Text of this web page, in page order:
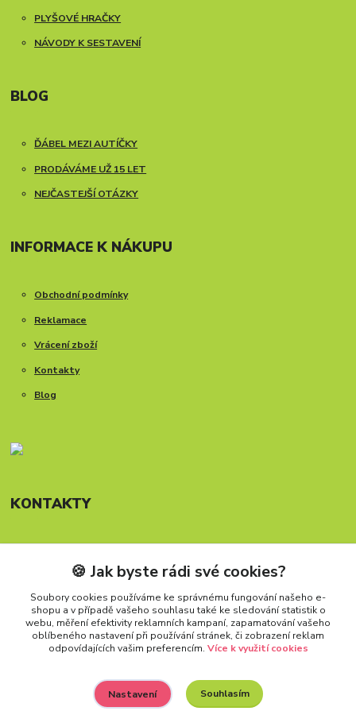
PLYŠOVÉ HRAČKY
NÁVODY K SESTAVENÍ
BLOG
ĎÁBEL MEZI AUTÍČKY
PRODÁVÁME UŽ 15 LET
NEJČASTEJŠÍ OTÁZKY
INFORMACE K NÁKUPU
Obchodní podmínky
Reklamace
Vrácení zboží
Kontakty
Blog
KONTAKTY
Telefon: +420 777 288 882
Provozní doba Po-Pá, 8-15:30 hod.
info@carforkids.cz
🍪 Jak byste rádi své cookies?
Soubory cookies používáme ke správnému fungování našeho e-
shopu a v případě vašeho souhlasu také ke sledování statistik o
webu, měření efektivity reklamních kampaní, zapamatování vašeho
oblíbeného nastavení při používání stránek, či zobrazení reklam
odpovídajících vašim preferencím. Více k využití cookies
Nastavení Souhlasím